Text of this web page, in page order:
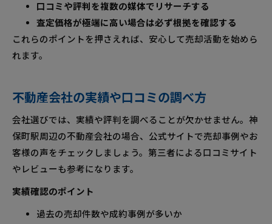
口コミや評判を複数の媒体でリサーチする
査定価格が極端に高い場合は必ず根拠を確認する
これらのポイントを押さえれば、安心して売却活動を始めら
れます。
不動産会社の実績や口コミの調べ方
会社選びでは、実績や評判を調べることが欠かせません。神
保町駅周辺の不動産会社の場合、公式サイトで売却事例やお
客様の声をチェックしましょう。第三者による口コミサイト
やレビューも参考になります。
実績確認のポイント
過去の売却件数や成約事例が多いか